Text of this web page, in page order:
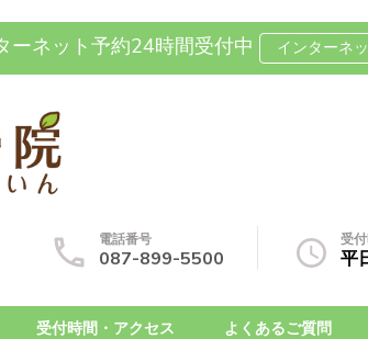
ーネット予約24時間受付中
インターネ
神経痛の整体なら国
療専門の整骨院です
電話番号
087-899-5500
受
平
受付時間・アクセス よくあるご質問